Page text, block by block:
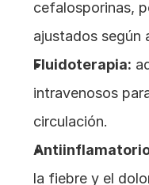
cefalosporinas,
ajustados según
Fluidoterapia:
intravenosos
circulación.
la fiebre y el